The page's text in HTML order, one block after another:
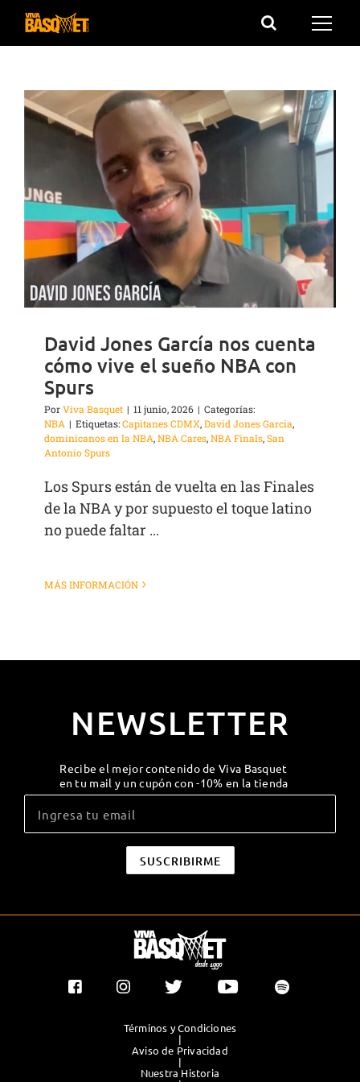
Saltar
David Jones García nos cuenta
cómo vive el sueño NBA con
Spurs
PorViva Basquet | 11 junio, 2026 | Categorías:
NBA | Etiquetas:Capitanes CDMX,David Jones Garcia,
dominicanos en la NBA,NBA Cares,NBA Finals,San
Antonio Spurs
Los Spurs están de vuelta en las Finales
de la NBA y por supuesto el toque latino
no puede faltar ...
MÁS INFORMACIÓN
NEWSLETTER
Recibe el mejor contenido de Viva Basquet
en tu mail y un cupón con -10% en la tienda
Términos y Condiciones
|
Aviso de Privacidad
|
Nuestra Historia